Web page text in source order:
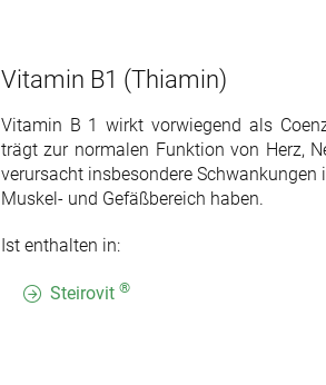
Vitamin B1 (Thiamin)
Vitamin B 1 wirkt vorwiegend als
trägt zur normalen Funktion von Herz,
verursacht insbesondere
Muskel- und Gefäßbereich haben.
Ist enthalten in:
Steirovit ®